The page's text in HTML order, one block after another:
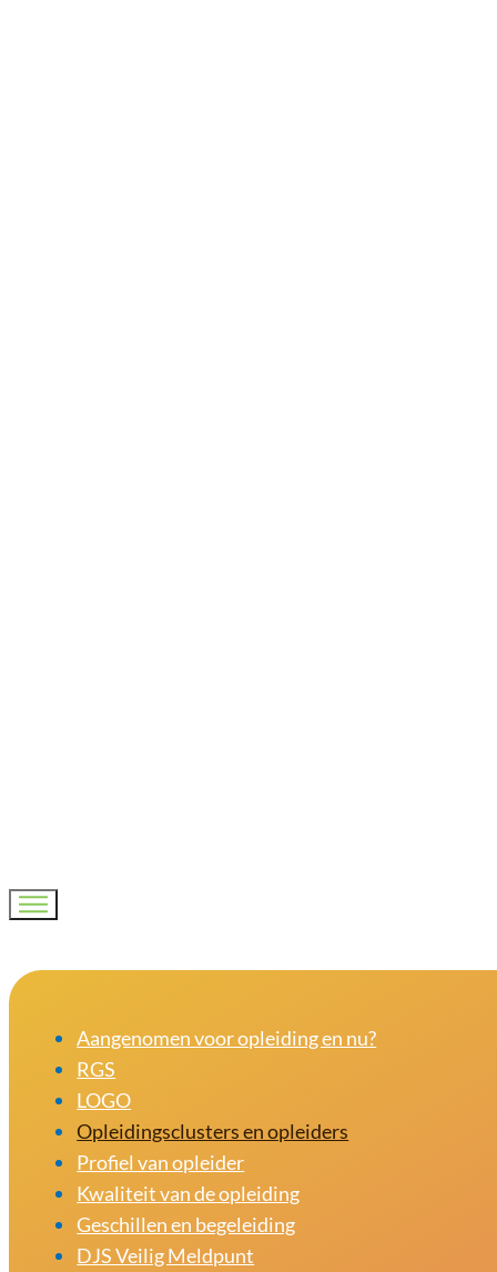
Aangenomen voor opleiding en nu?
RGS
LOGO
Opleidingsclusters en opleiders
Profiel van opleider
Kwaliteit van de opleiding
Geschillen en begeleiding
DJS Veilig Meldpunt